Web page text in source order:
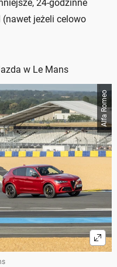
24-godzinne
jeżeli celowo
w Le Mans
Alfa Romeo